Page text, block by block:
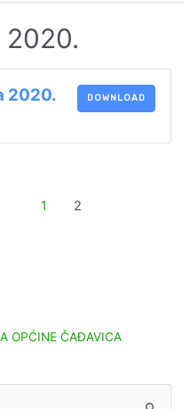
2020.
2020. DOWNLOAD
1 2
OPĆINE ČAĐAVICA